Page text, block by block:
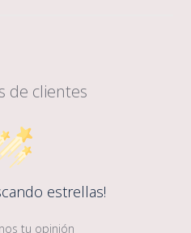
de clientes
estrellas!
tu opinión